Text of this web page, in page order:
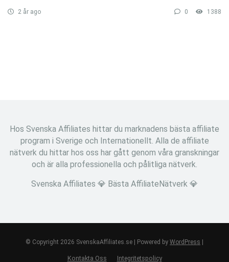
2 år ago 0 1388
Svenska Affiliates 💎 Bästa AffiliateNätverk 💎
Hos Svenska Affiliates hittar du marknadens bästa affiliate
program i Sverige och Internationellt. Alla de affiliate
nätverk du hittar hos oss har gått genom våra granskningar
och är alla professionella och pålitliga nätverk.
© Copyright 2026 SvenskaAffiliates.se | Powered by WordPress |
Kontakta Oss Integritetspolicy